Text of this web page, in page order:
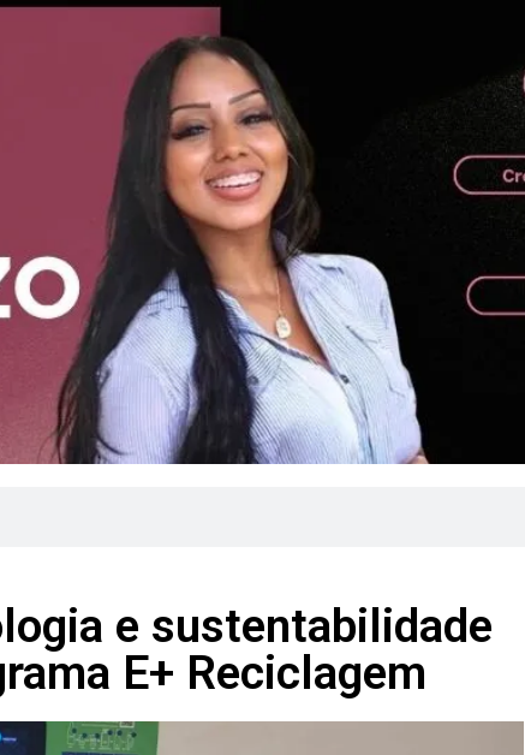
e sustentabilidade
E+ Reciclagem